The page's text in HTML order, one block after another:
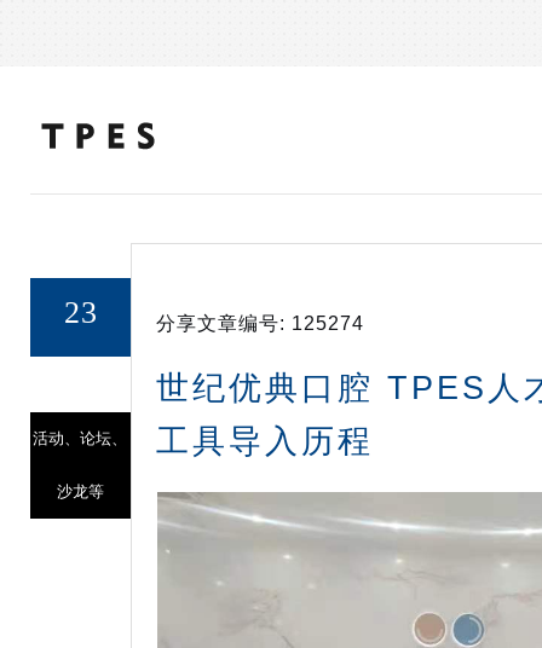
23 分享文章编号: 125274
活动、论坛、
沙龙等
世纪优典口腔 TPES人
工具导入历程